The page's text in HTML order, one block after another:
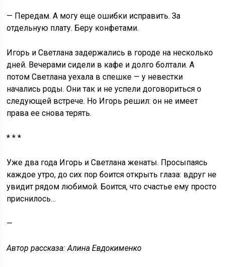
— Передам. А могу еще ошибки исправить. За
отдельную плату. Беру конфетами.
Игорь и Светлана задержались в городе на несколько
дней. Вечерами сидели в кафе и долго болтали. А
потом Светлана уехала в спешке — у невестки
начались роды. Они так и не успели договориться о
следующей встрече. Но Игорь решил: он не имеет
права ее снова терять.
* * *
Уже два года Игорь и Светлана женаты. Просыпаясь
каждое утро, до сих пор боится открыть глаза: вдруг не
увидит рядом любимой. Боится, что счастье ему просто
приснилось…
—
Автор рассказа: Алина Евдокименко